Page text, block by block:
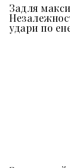
Задля
удари по